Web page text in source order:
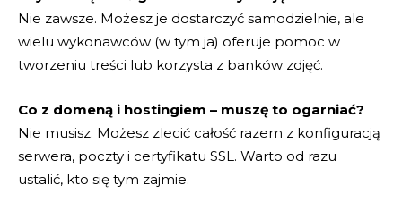
Nie zawsze. Możesz je dostarczyć samodzielnie, ale
wielu wykonawców (w tym ja) oferuje pomoc w
tworzeniu treści lub korzysta z banków zdjęć.
Co z domeną i hostingiem – muszę to ogarniać?
Nie musisz. Możesz zlecić całość razem z konfiguracją
serwera, poczty i certyfikatu SSL. Warto od razu
ustalić, kto się tym zajmie.